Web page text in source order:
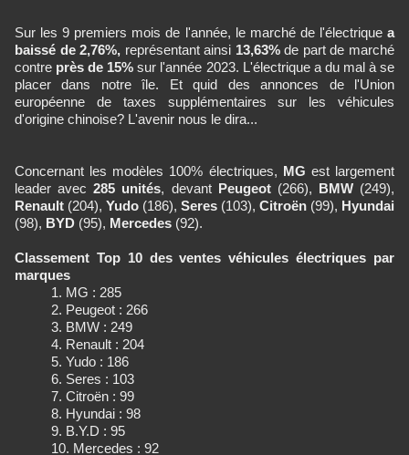
Sur les 9 premiers mois de l'année, le marché de l'électrique a
baissé de 2,76%, représentant ainsi 13,63%de part de marché
contre près de 15% sur l'année 2023. L'électrique a du mal à se
placer dans notre île. Et quid des annonces de l'Union
européenne de taxes supplémentaires sur les véhicules
d'origine chinoise? L'avenir nous le dira...
Concernant les modèles 100% électriques, MG est largement
leader avec285 unités, devant Peugeot(266), BMW(249),
Renault (204), Yudo (186), Seres (103), Citroën (99), Hyundai
(98), BYD (95), Mercedes (92).
Classement Top 10 des ventes véhicules électriques par
marques
MG : 285
Peugeot : 266
BMW : 249
Renault : 204
Yudo : 186
Seres : 103
Citroën : 99
Hyundai : 98
B.Y.D : 95
Mercedes : 92